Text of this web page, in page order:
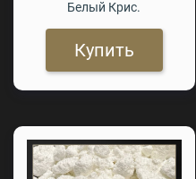
Белый Крис.
Купить